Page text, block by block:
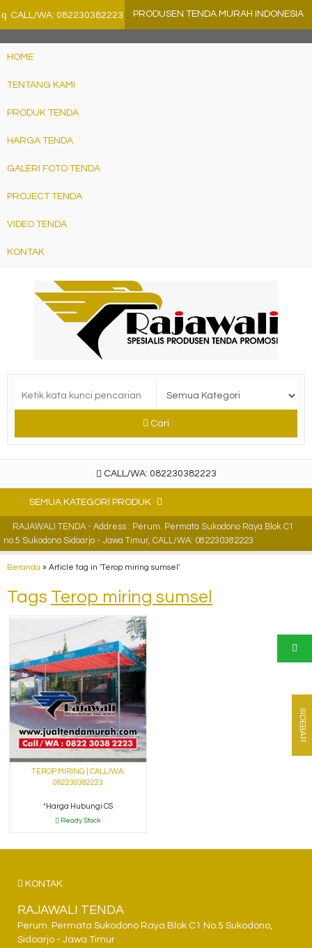
q CALL/WA: 082230382223 PRODUSEN TENDA MURAH INDONESIA
HOME
TENTANG KAMI
PRODUK TENDA
HARGA TENDA
GALERI FOTO TENDA
PROJECT TENDA
VIDEO TENDA
KONTAK
Cari
CALL/WA: 082230382223
SEMUA KATEGORI PRODUK
RAJAWALI TENDA - Address : Perum. Permata Sukodono Raya Blok C1
no.5 Sukodono Sidoarjo - Jawa Timur, CALL/WA: 082230382223
Beranda » Article tag in 'Terop miring sumsel'
Tags Terop miring sumsel
TEROP MIRING | CALL/WA:
082230382223
*Harga Hubungi CS
Ready Stock
SIDEBAR
KONTAK
RAJAWALI TENDA
Perum. Permata Sukodono Raya Blok C1 No.5 Sukodono,
Sidoarjo - Jawa Timur